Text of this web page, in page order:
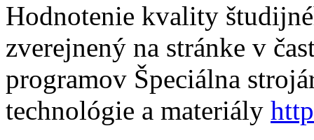
Hodnotenie kvality
zverejnený na stránke v
programov Špeciálna
technológie a materiály